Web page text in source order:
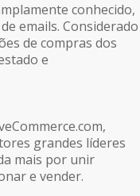
conhecido,
emails. Considerado
de compras dos
e
grandes líderes
mais por unir
e vender.